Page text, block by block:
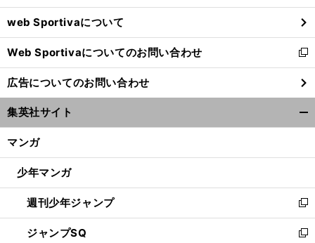
ウ
で
開
く
web Sportivaについて
Web Sportivaについてのお問い合わせ
新
し
い
ウ
ィ
ン
ウ
開
く
広告についてのお問い合わせ
集英社サイト
マンガ
少年マンガ
週刊少年ジャンプ
新
し
い
ジャンプSQ
新